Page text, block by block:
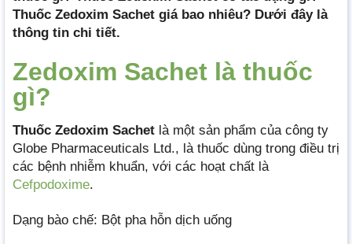
Thuốc Zedoxim Sachet giá bao nhiêu? Dưới đây là
thông tin chi tiết.
Zedoxim Sachet là thuốc
gì?
Thuốc Zedoxim Sachet là một sản phẩm của công ty
Globe Pharmaceuticals Ltd., là thuốc dùng trong điều trị
các bệnh nhiễm khuẩn, với các hoạt chất là
Cefpodoxime.
Dạng bào chế: Bột pha hỗn dịch uống